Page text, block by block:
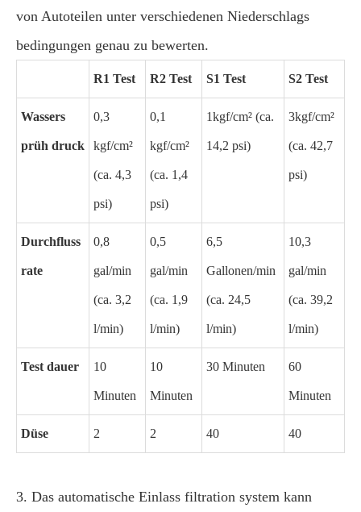
von Autoteilen unter verschiedenen Niederschlags
bedingungen genau zu bewerten.
R1 Test R2 Test S1 Test S2 Test
Wassers
prüh druck
0,3
kgf/cm²
(ca. 4,3
psi)
0,1
kgf/cm²
(ca. 1,4
psi)
1kgf/cm² (ca.
14,2 psi)
3kgf/cm²
(ca. 42,7
psi)
Durchfluss
rate
0,8
gal/min
(ca. 3,2
l/min)
0,5
gal/min
(ca. 1,9
l/min)
6,5
Gallonen/min
(ca. 24,5
l/min)
10,3
gal/min
(ca. 39,2
l/min)
Test dauer 10
Minuten
10
Minuten
30 Minuten 60
Minuten
Düse 2 2 40 40
3. Das automatische Einlass filtration system kann